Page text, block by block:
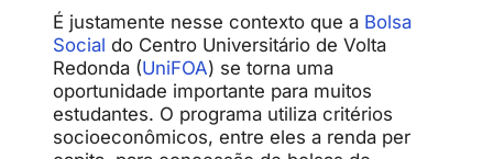
É justamente nesse contexto que a Bolsa
Social do Centro Universitário de Volta
Redonda (UniFOA) se torna uma
oportunidade importante para muitos
estudantes. O programa utiliza critérios
socioeconômicos, entre eles a renda per